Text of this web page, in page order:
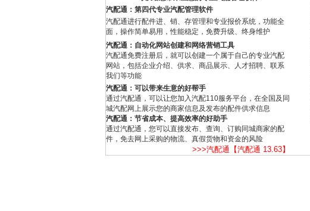
汽配通：第四代专业汽配管理软件
汽配通进行配件进、销、存管理和专业报价系统，功能全
面，操作简单易用，性能稳定，免费升级、终身维护
汽配通：自动化网站创建和网络营销工具
汽配通免费注册后，就可以创建一个属于自己的专业汽配
网站，包括企业介绍、供求、商品展示、人才招聘、联系
我们等功能
汽配通：可以带来生意的好帮手
通过汽配通，可以让您加入汽配110服务平台，在全国及同
城汽配网上展示您的商家信息及发布的配件供求信息
汽配通：节省成本、提高效率的好助手
通过汽配通，您可以直接发布、查询、订购同城商家的配
件，免去网上采购的物流、真假货物和资金的风险
>>>汽配通【汽配通 13.63】